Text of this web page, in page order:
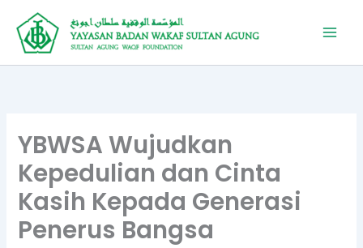
content
YBWSA Wujudkan
Kepedulian dan Cinta
Kasih Kepada Generasi
Penerus Bangsa